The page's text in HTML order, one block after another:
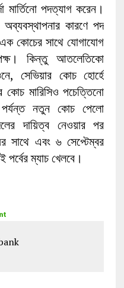
মার্তিনো পদত্যাগ করেন।
কারণে পদ
কোচের সাথে যোগাযোগ
কিন্তু আতলেতিকো
সেভিয়ার কোচ হোর্হে
কোচ মারিসিও পচেত্তিনো
নতুন কোচ পেলো
দায়িত্ব নেওয়ার পর
সাথে এবং ৬ সেপ্টেম্বর
পর্বের ম্যাচ খেলবে।